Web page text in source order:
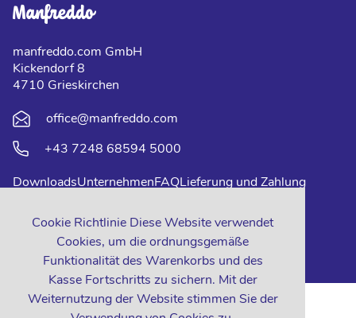
Cookie Richtlinie Diese Website verwendet
Cookies, um die ordnungsgemäße
Funktionalität des Warenkorbs und des
Kasse Fortschritts zu sichern. Mit der
Weiternutzung der Website stimmen Sie der
manfreddo.com GmbH
Kickendorf 8
4710 Grieskirchen
office@manfreddo.com
+43 7248 68594 5000
DownloadsUnternehmenFAQLieferung und Zahlung